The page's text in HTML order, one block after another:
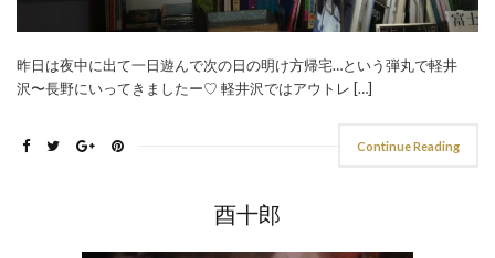
昨日は夜中に出て一日遊んで次の日の明け方帰宅…という弾丸で軽井
沢〜長野にいってきましたー♡ 軽井沢ではアウトレ […]
Continue Reading
酉十郎